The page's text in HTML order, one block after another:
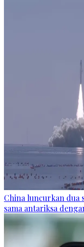
China luncurkan dua
sama antariksa